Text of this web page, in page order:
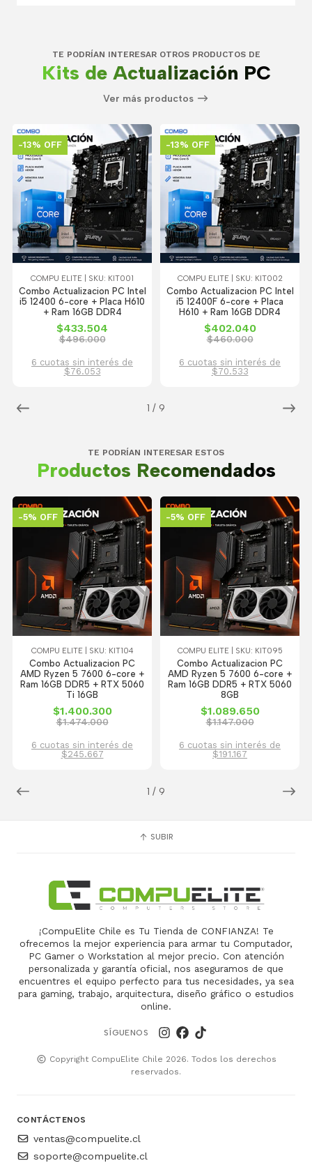
TE PODRÍAN INTERESAR OTROS PRODUCTOS DE
Kits de Actualización PC
Ver más productos
1 / 9
-13% OFF
COMPU ELITE | SKU: KIT001
Combo Actualizacion PC Intel
i5 12400 6-core + Placa H610
+ Ram 16GB DDR4
$433.504
$496.000
6 cuotas sin interés de
$76.053
-13% OFF
COMPU ELITE | SKU: KIT002
Combo Actualizacion PC Intel
i5 12400F 6-core + Placa
H610 + Ram 16GB DDR4
$402.040
$460.000
6 cuotas sin interés de
$70.533
TE PODRÍAN INTERESAR ESTOS
Productos Recomendados
1 / 9
-5% OFF
COMPU ELITE | SKU: KIT104
Combo Actualizacion PC
AMD Ryzen 5 7600 6-core +
Ram 16GB DDR5 + RTX 5060
Ti 16GB
$1.400.300
$1.474.000
6 cuotas sin interés de
$245.667
-5% OFF
COMPU ELITE | SKU: KIT095
Combo Actualizacion PC
AMD Ryzen 5 7600 6-core +
Ram 16GB DDR5 + RTX 5060
8GB
$1.089.650
$1.147.000
6 cuotas sin interés de
$191.167
SUBIR
¡CompuElite Chile es Tu Tienda de CONFIANZA! Te
ofrecemos la mejor experiencia para armar tu Computador,
PC Gamer o Workstation al mejor precio. Con atención
personalizada y garantía oficial, nos aseguramos de que
encuentres el equipo perfecto para tus necesidades, ya sea
para gaming, trabajo, arquitectura, diseño gráfico o estudios
online.
SÍGUENOS
Copyright CompuElite Chile 2026. Todos los derechos
reservados.
CONTÁCTENOS
ventas@compuelite.cl
soporte@compuelite.cl